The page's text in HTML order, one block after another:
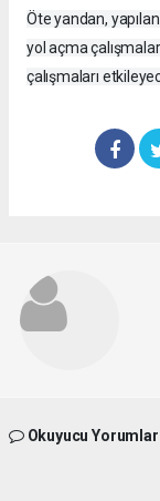
Öte yandan,
yol açma
çalışmaları
Okuyucu